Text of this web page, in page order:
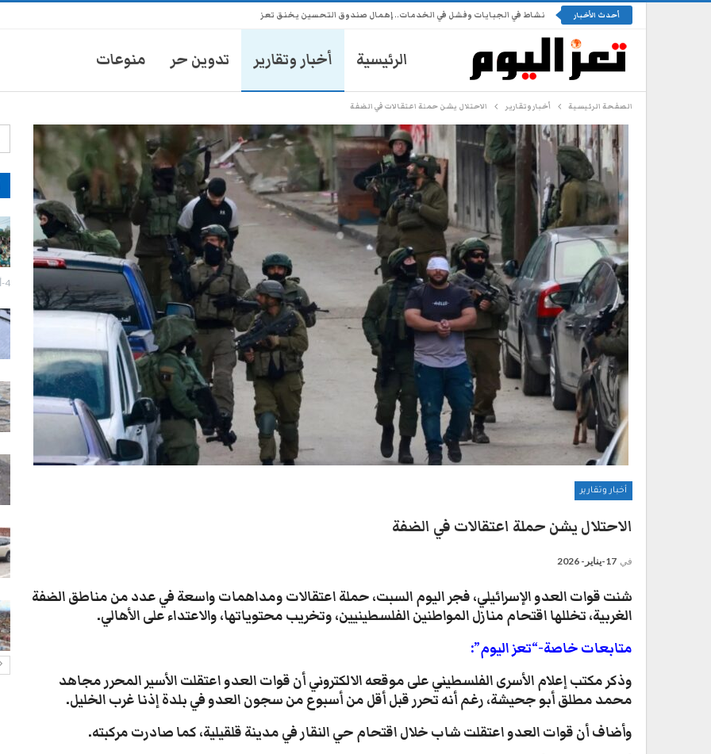
أحدث الأخبار نشاط في الجبايات وفشل في الخدمات.. إهمال صندوق التحسين يخنق تعز
الرئيسية أخبار وتقارير تدوين حر منوعات
الصفحة الرئيسية أخبار وتقارير الاحتلال يشن حملة اعتقالات في الضفة
أخبار وتقارير
الاحتلال يشن حملة اعتقالات في الضفة
في 17-يناير- 2026
شنت قوات العدو الإسرائيلي، فجر اليوم السبت، حملة اعتقالات ومداهمات واسعة في عدد من مناطق الضفة
الغربية، تخللها اقتحام منازل المواطنين الفلسطينيين، وتخريب محتوياتها، والاعتداء على الأهالي.
متابعات خاصة-“تعز اليوم”:
وذكر مكتب إعلام الأسرى الفلسطيني على موقعه الالكتروني أن قوات العدو اعتقلت الأسير المحرر مجاهد
محمد مطلق أبو جحيشة، رغم أنه تحرر قبل أقل من أسبوع من سجون العدو في بلدة إذنا غرب الخليل.
وأضاف أن قوات العدو اعتقلت شاب خلال اقتحام حي النقار في مدينة قلقيلية، كما صادرت مركبته.
إزالة صور الزُبيدي تفجر اشتباكات
مسلحة وحالة توتر في عدن
27-يوليو- 2026
تعز: احتجاج لبائعي الدجاج رفضاً
لفرض رسوم غير قانونية
27-يوليو- 2026
أزمة الغاز تخنق تعز والمواطنون
عالقون في الطوابير
26-يوليو- 2026
عدن: قوة عسكرية تطرد قيادات
نقابة عمال الجنوب وتصيب رئيسها
هجوم مسلح يستهدف منزل مواطن
في تعز
4-أغسطس- 2026